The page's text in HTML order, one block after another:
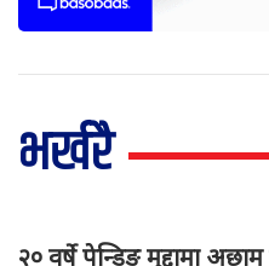
भर्खरै
२० वर्षे पेन्डिङ मुद्दामा